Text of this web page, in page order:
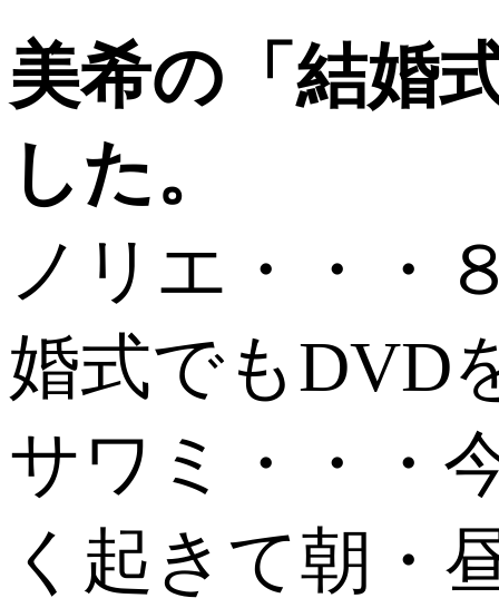
美希の「結婚
した。
ノリエ・・・
婚式でもDVD
サワミ・・・
く起きて朝・